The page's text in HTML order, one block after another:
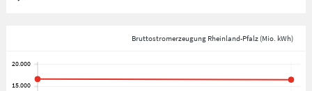
Bruttostromerzeugung Rheinland-Pfalz (Mio. kWh)